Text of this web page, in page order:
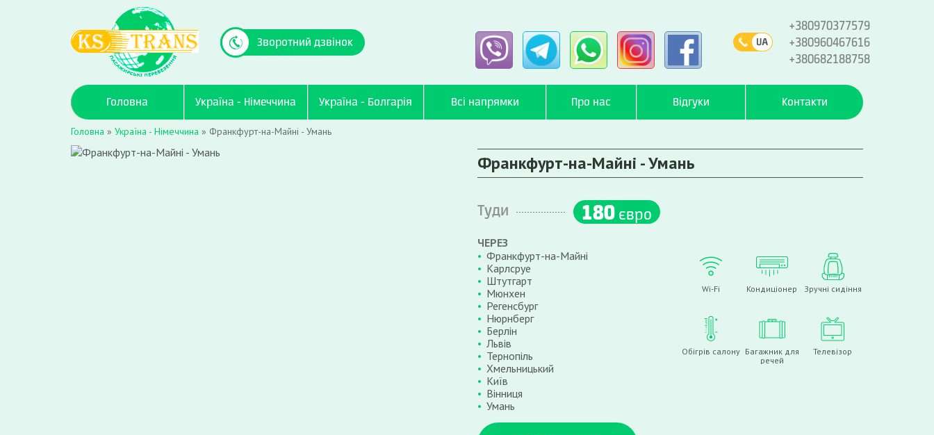
Зворотний дзвінок
+380970377579
+380960467616
+380682188758
Головна Україна - Німеччина Україна - Болгарія Всі напрямки Про нас Відгуки Контакти
Головна » Україна - Німеччина » Франкфурт-на-Майні - Умань
Франкфурт-на-Майні - Умань
Туди 180євро
ЧЕРЕЗ
Франкфурт-на-Майні
Карлсруе
Штутгарт
Мюнхен
Регенсбург
Нюрнберг
Берлін
Львів
Тернопіль
Хмельницький
Київ
Вінниця
Умань
Wi-Fi Кондиціонер Зручні сидіння
Обігрів салону Багажник для
речей
Телевізор